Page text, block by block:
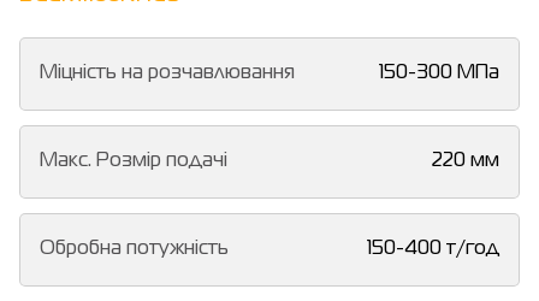
Міцність на розчавлювання 150-300 МПа
Макс. Розмір подачі 220 мм
Обробна потужність 150-400 т/год